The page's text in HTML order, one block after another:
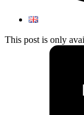
This post is only